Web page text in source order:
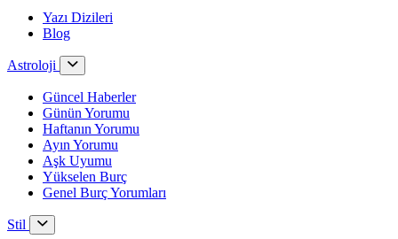
Yazı Dizileri
Blog
Astroloji
Güncel Haberler
Günün Yorumu
Haftanın Yorumu
Ayın Yorumu
Aşk Uyumu
Yükselen Burç
Genel Burç Yorumları
Stil